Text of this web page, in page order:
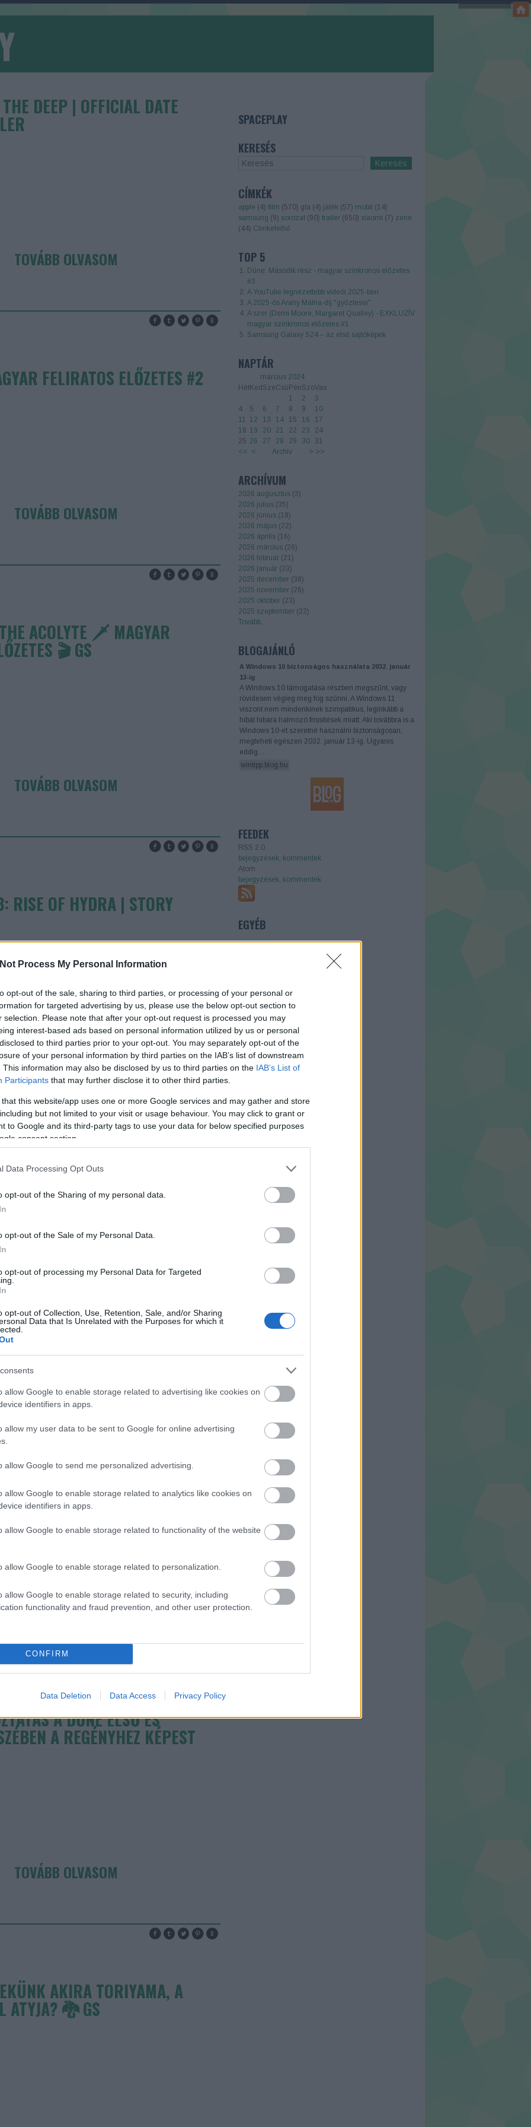
Process My Personal Information
opt-out of the sale, sharing to third parties, or processing of your personal or
for targeted advertising by us, please use the below opt-out section to
selection. Please note that after your opt-out request is processed you may
interest-based ads based on personal information utilized by us or personal
to third parties prior to your opt-out. You may separately opt-out of the
of your personal information by third parties on the IAB’s list of downstream
This information may also be disclosed by us to third parties on the IAB’s List of
Participants that may further disclose it to other third parties.
that this website/app uses one or more Google services and may gather and store
but not limited to your visit or usage behaviour. You may click to grant or
to Google and its third-party tags to use your data for below specified purposes
consent section.
Data Processing Opt Outs
opt-out of the Sharing of my personal data.
opt-out of the Sale of my Personal Data.
opt-out of processing my Personal Data for Targeted
opt-out of Collection, Use, Retention, Sale, and/or Sharing
Data that Is Unrelated with the Purposes for which it
allow Google to enable storage related to advertising like cookies on
identifiers in apps.
allow my user data to be sent to Google for online advertising
allow Google to send me personalized advertising.
allow Google to enable storage related to analytics like cookies on
identifiers in apps.
allow Google to enable storage related to functionality of the website
allow Google to enable storage related to personalization.
allow Google to enable storage related to security, including
functionality and fraud prevention, and other user protection.
CONFIRM
Data Deletion Data Access Privacy Policy
DEEP | OFFICIAL DATE
TOVÁBB OLVASOM
FELIRATOS ELŐZETES #2
TOVÁBB OLVASOM
ACOLYTE 🗡️ MAGYAR
🎬 GS
TOVÁBB OLVASOM
RISE OF HYDRA | STORY
TOVÁBB OLVASOM
🌑 MAGYAR FELIRATOS
TOVÁBB OLVASOM
(RYAN GOSLING, EMILY BLUNT)
ELŐZETES #2
TOVÁBB OLVASOM
A DŰNE ELSŐ ÉS
A REGÉNYHEZ KÉPEST
TOVÁBB OLVASOM
AKIRA TORIYAMA, A
ATYJA? 🐉 GS
SPACEPLAY
KERESÉS
CÍMKÉK
apple (4) film (570) gta (4) játék (57) mobil (14)
samsung (9) sorozat (90) trailer (650) xiaomi (7) zene
(44) Címkefelhő
TOP 5
Dűne: Második rész - magyar szinkronos előzetes
#3
A YouTube legnézettebb videói 2025-ben
A 2025-ös Arany Málna-díj "győztesei"
A szer (Demi Moore, Margaret Qualley) - EXKLUZÍV
magyar szinkronos előzetes #1
Samsung Galaxy S24 – az első sajtóképek
NAPTÁR
március 2024
HétKed SzeCsü PénSzoVas
<< < Archív > >>
1 2
3
4
5 6 7 8 9
10
11 12 13 14 15 16
17
18 19 20 21 22 23
24
25 26 27 28 29 30 31
ARCHÍVUM
2026 augusztus (3)
2026 július (35)
2026 június (18)
2026 május (22)
2026 április (16)
2026 március (26)
2026 február (21)
2026 január (23)
2025 december (38)
2025 november (26)
2025 október (23)
2025 szeptember (22)
Tovább...
BLOGAJÁNLÓ
A Windows 10 biztonságos használata 2032. január
13-ig
A Windows 10 támogatása részben megszűnt, vagy
rövidesen végleg meg fog szűnni. A Windows 11
viszont nem mindenkinek szimpatikus, leginkább a
hibát hibára halmozó frissítések miatt. Aki továbbra is a
Windows 10-et szeretné használni biztonságosan,
megteheti egészen 2032. január 13-ig. Ugyanis
eddig…
wintipp.blog.hu
FEEDEK
RSS 2.0
bejegyzések, kommentek
Atom
bejegyzések, kommentek
EGYÉB